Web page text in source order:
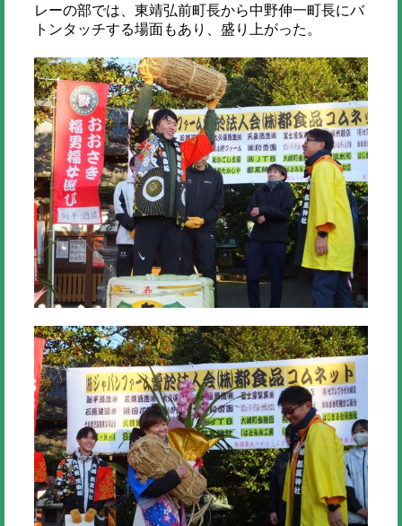
レーの部では、東靖弘前町長から中野伸一町長にバ
トンタッチする場面もあり、盛り上がった。